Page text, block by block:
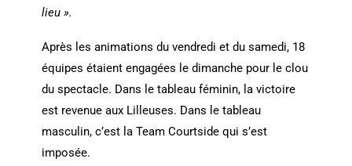
lieu ».
Après les animations du vendredi et du samedi, 18
équipes étaient engagées le dimanche pour le clou
du spectacle. Dans le tableau féminin, la victoire
est revenue aux Lilleuses. Dans le tableau
masculin, c’est la Team Courtside qui s’est
imposée.